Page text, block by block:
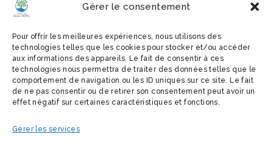
Gérer le consentement
Pour offrir les meilleures expériences, nous utilisons des
technologies telles que les cookies pour stocker et/ou accéder
aux informations des appareils. Le fait de consentir à ces
technologies nous permettra de traiter des données telles que le
comportement de navigation ou les ID uniques sur ce site. Le fait
de ne pas consentir ou de retirer son consentement peut avoir un
effet négatif sur certaines caractéristiques et fonctions.
Gérer les services
Title
A : 54 rue de l’orée du bois
59230 Saint-Amand-Les-Eaux,
Hauts-de-France France